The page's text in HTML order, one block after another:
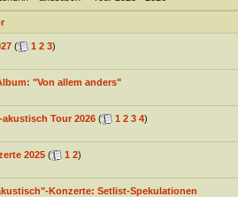
( 1 2 3)
"Von allem anders"
Tour 2026 ( 1 2 3 4)
2025 ( 1 2)
Konzerte: Setlist-Spekulationen